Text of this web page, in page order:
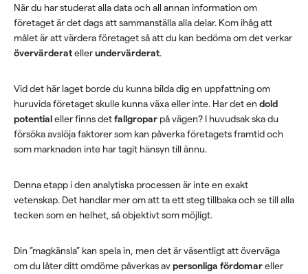
När du har studerat alla data och all annan information om
företaget är det dags att sammanställa alla delar. Kom ihåg att
målet är att värdera företaget så att du kan bedöma om det verkar
övervärderatellerundervärderat.
Vid det här laget borde du kunna bilda dig en uppfattning om
huruvida företaget skulle kunna växa eller inte. Har det en dold
potentialeller finns detfallgropar på vägen? I huvudsak ska du
försöka avslöja faktorer som kan påverka företagets framtid och
som marknaden inte har tagit hänsyn till ännu.
Denna etapp i den analytiska processen är inte en exakt
vetenskap. Det handlar mer om att ta ett steg tillbaka och se till alla
tecken som en helhet, så objektivt som möjligt.
Din ”magkänsla” kan spela in, men det är väsentligt att överväga
om du låter ditt omdöme påverkas avpersonliga fördomareller